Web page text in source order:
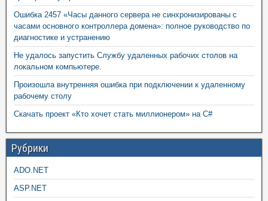
Ошибка 2457 «Часы данного сервера не синхронизированы с
часами основного контроллера домена»: полное руководство по
диагностике и устранению
Не удалось запустить Службу удаленных рабочих столов на
локальном компьютере.
Произошла внутренняя ошибка при подключении к удаленному
рабочему столу
Скачать проект «Кто хочет стать миллионером» на C#
Рубрики
ADO.NET
ASP.NET